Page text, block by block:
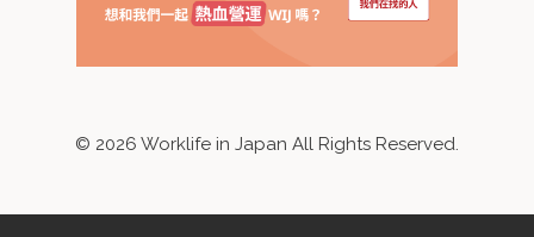
© 2026 Worklife in Japan All Rights Reserved.